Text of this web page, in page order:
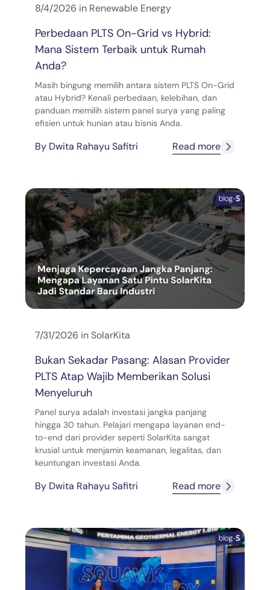
8/4/2026 in Renewable Energy
Perbedaan PLTS On-Grid vs Hybrid:
Mana Sistem Terbaik untuk Rumah
Anda?
Masih bingung memilih antara sistem PLTS On-Grid
atau Hybrid? Kenali perbedaan, kelebihan, dan
panduan memilih sistem panel surya yang paling
efisien untuk hunian atau bisnis Anda.
By Dwita Rahayu Safitri Read more
7/31/2026 inSolarKita
Bukan Sekadar Pasang: Alasan Provider
PLTS Atap Wajib Memberikan Solusi
Menyeluruh
Panel surya adalah investasi jangka panjang
hingga 30 tahun. Pelajari mengapa layanan end-
to-end dari provider seperti SolarKita sangat
krusial untuk menjamin keamanan, legalitas, dan
keuntungan investasi Anda.
By Dwita Rahayu Safitri Read more